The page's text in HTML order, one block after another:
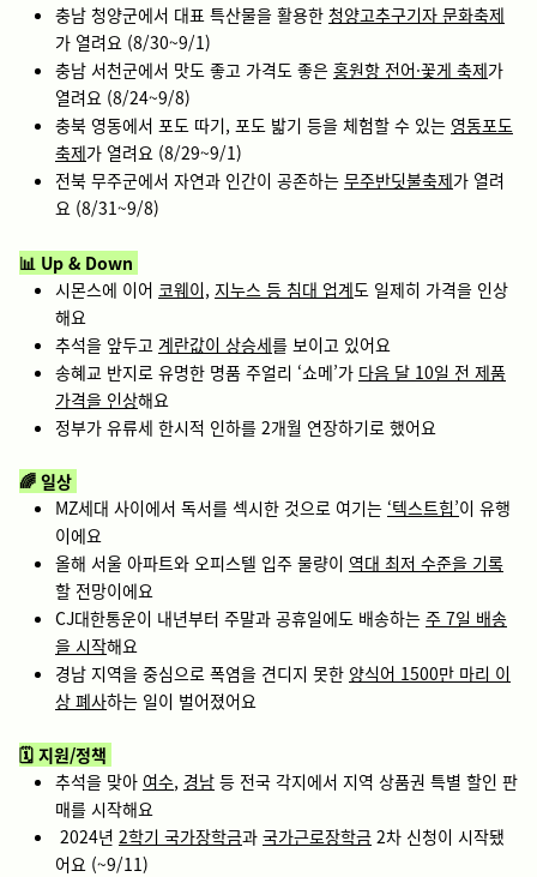
충남 청양군에서 대표 특산물을 활용한 청양고추구기자 문화축제
가 열려요 (8/30~9/1)
충남 서천군에서 맛도 좋고 가격도 좋은 홍원항 전어·꽃게 축제가
열려요 (8/24~9/8)
충북 영동에서 포도 따기, 포도 밟기 등을 체험할 수 있는 영동포도
축제가 열려요 (8/29~9/1)
전북 무주군에서 자연과 인간이 공존하는 무주반딧불축제가 열려
요 (8/31~9/8)
📊 Up & Down
시몬스에 이어 코웨이, 지누스 등 침대 업계도 일제히 가격을 인상
해요
추석을 앞두고 계란값이 상승세를 보이고 있어요
송혜교 반지로 유명한 명품 주얼리 ‘쇼메’가 다음 달 10일 전 제품
가격을 인상해요
정부가 유류세 한시적 인하를 2개월 연장하기로 했어요
🌈 일상
MZ세대 사이에서 독서를 섹시한 것으로 여기는 ‘텍스트힙’이 유행
이에요
올해 서울 아파트와 오피스텔 입주 물량이 역대 최저 수준을 기록
할 전망이에요
CJ대한통운이 내년부터 주말과 공휴일에도 배송하는 주 7일 배송
을 시작해요
경남 지역을 중심으로 폭염을 견디지 못한 양식어 1500만 마리 이
상 폐사하는 일이 벌어졌어요
🗓️ 지원/정책
추석을 맞아 여수, 경남 등 전국 각지에서 지역 상품권 특별 할인 판
매를 시작해요
2024년 2학기 국가장학금과 국가근로장학금 2차 신청이 시작됐
어요 (~9/11)